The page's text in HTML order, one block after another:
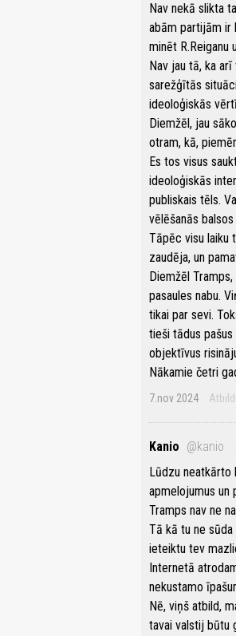
Nav nekā slikta
abām partijām ir
minēt R.Reiganu
Nav jau tā, ka
sarežģītās
ideoloģiskās
Diemžēl, jau
otram, kā,
Es tos visus
ideoloģiskās
publiskais tēls.
vēlēšanās
Tāpēc visu laiku
zaudēja, un
Diemžēl
pasaules nabu.
tikai par sevi.
tieši tādus
objektīvus
Nākamie četri
7.nov 2024
Kanio @kanio
Lūdzu neatkārto
apmelojumus un
Tramps nav ne
Tā kā tu ne
ieteiktu tev
Internetā
nekustamo
Nē, viņš atbild,
tavai valstij būtu